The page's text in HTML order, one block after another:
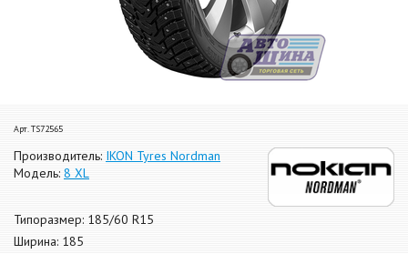
Арт. TS72565
Производитель: IKON Tyres Nordman
Модель: 8 XL
Типоразмер: 185/60 R15
Ширина: 185